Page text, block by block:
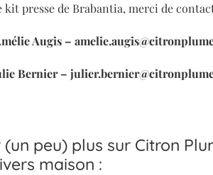
kit presse de Brabantia, merci de
Augis –
Bernier –
(un peu) plus sur Citron
maison :